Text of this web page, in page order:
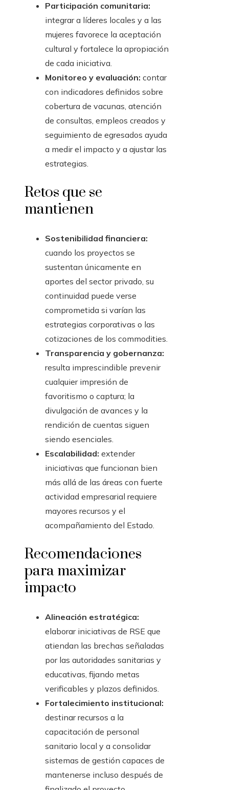
Participación comunitaria:
integrar a líderes locales y a las
mujeres favorece la aceptación
cultural y fortalece la apropiación
de cada iniciativa.
Monitoreo y evaluación: contar
con indicadores definidos sobre
cobertura de vacunas, atención
de consultas, empleos creados y
seguimiento de egresados ayuda
a medir el impacto y a ajustar las
estrategias.
Retos que se
mantienen
Sostenibilidad financiera:
cuando los proyectos se
sustentan únicamente en
aportes del sector privado, su
continuidad puede verse
comprometida si varían las
estrategias corporativas o las
cotizaciones de los commodities.
Transparencia y gobernanza:
resulta imprescindible prevenir
cualquier impresión de
favoritismo o captura; la
divulgación de avances y la
rendición de cuentas siguen
siendo esenciales.
Escalabilidad: extender
iniciativas que funcionan bien
más allá de las áreas con fuerte
actividad empresarial requiere
mayores recursos y el
acompañamiento del Estado.
Recomendaciones
para maximizar
impacto
Alineación estratégica:
elaborar iniciativas de RSE que
atiendan las brechas señaladas
por las autoridades sanitarias y
educativas, fijando metas
verificables y plazos definidos.
Fortalecimiento institucional:
destinar recursos a la
capacitación de personal
sanitario local y a consolidar
sistemas de gestión capaces de
mantenerse incluso después de